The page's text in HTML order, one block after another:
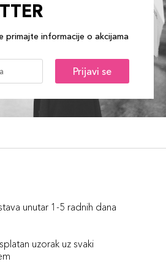
primajte informacije o akcijama
Prijavi se
unutar 1-5 radnih dana
uzorak uz svaki